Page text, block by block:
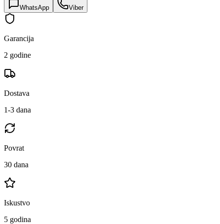
WhatsApp Viber
Garancija
2 godine
Dostava
1-3 dana
Povrat
30 dana
Iskustvo
5 godina